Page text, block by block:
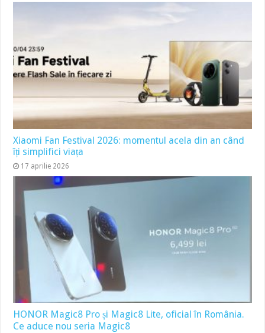
Xiaomi Fan Festival 2026: momentul acela din an când
îți simplifici viața
17 aprilie 2026
HONOR Magic8 Pro și Magic8 Lite, oficial în România.
Ce aduce nou seria Magic8